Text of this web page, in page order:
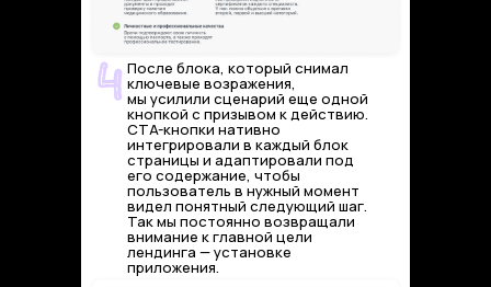
После блока, который снимал
ключевые возражения,
мы усилили сценарий еще одной
кнопкой с призывом к действию.
CTA-кнопки нативно
интегрировали в каждый блок
страницы и адаптировали под
его содержание, чтобы
пользователь в нужный момент
видел понятный следующий шаг.
Так мы постоянно возвращали
внимание к главной цели
лендинга — установке
приложения.